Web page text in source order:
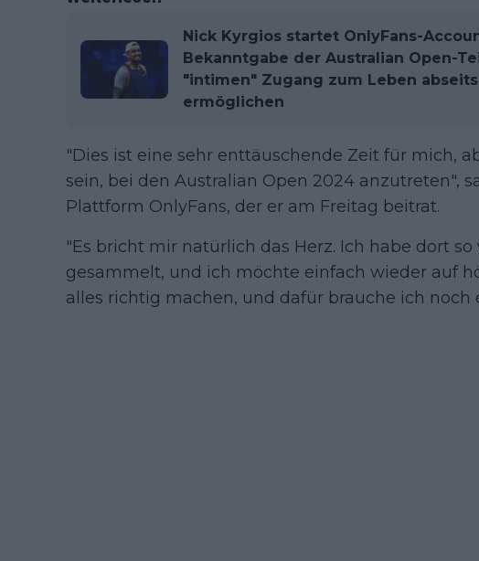
Nick Kyrgios startet OnlyFans-
Bekanntgabe der Australian Open-
"intimen" Zugang zum Leben
ermöglichen
"Dies ist eine sehr enttäuschende Zeit für mich,
sein, bei den Australian Open 2024 anzutreten",
Plattform OnlyFans, der er am Freitag beitrat.
"Es bricht mir natürlich das Herz. Ich habe dort
gesammelt, und ich möchte einfach wieder auf
alles richtig machen, und dafür brauche ich noch